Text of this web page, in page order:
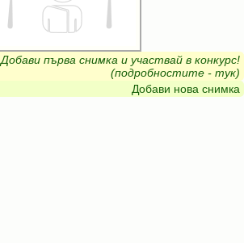
Добави първа снимка и участвай в конкурс!
(подробностите - тук)
Добави нова снимка